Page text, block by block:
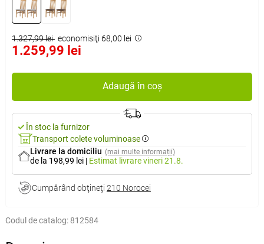
1.327,99 lei economisiţi 68,00 lei
1.259,99 lei
Adaugă în coș
În stoc la furnizor
Transport colete voluminoase
Livrare la domiciliu (mai multe informații)
de la 198,99 lei | Estimat livrarevineri 21.8.
Cumpărând obţineţi 210 Norocei
Codul de catalog: 812584